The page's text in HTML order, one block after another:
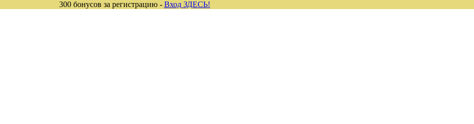
300 бонусов за регистрацию - Вход ЗДЕСЬ!